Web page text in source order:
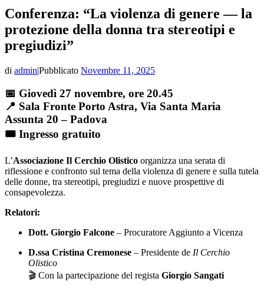
Conferenza: “La violenza di genere — la
protezione della donna tra stereotipi e
pregiudizi”
di admin|Pubblicato Novembre 11, 2025
📅 Giovedì 27 novembre, ore 20.45
📍 Sala Fronte Porto Astra, Via Santa Maria
Assunta 20 – Padova
🎟️ Ingresso gratuito
L’Associazione Il Cerchio Olistico organizza una serata di
riflessione e confronto sul tema della violenza di genere e sulla tutela
delle donne, tra stereotipi, pregiudizi e nuove prospettive di
consapevolezza.
Relatori:
Dott. Giorgio Falcone – Procuratore Aggiunto a Vicenza
D.ssa Cristina Cremonese – Presidente de Il Cerchio
Olistico
🎬 Con la partecipazione del regista Giorgio Sangati